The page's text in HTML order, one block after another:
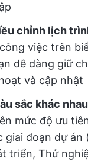
chỉnh lịch
việc trên
dễ dàng giữ
và cập nhật
sắc khác nhau
mức độ ưu
giai đoạn dự án
triển, Thử